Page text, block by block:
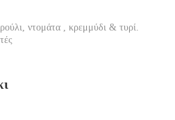
ντομάτα , κρεμμύδι & τυρί.